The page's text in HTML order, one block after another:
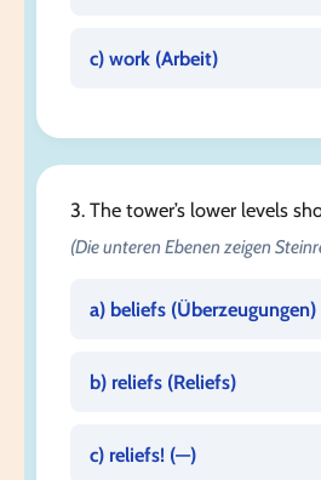
c) work (Arbeit)
3. The tower’s lower levels
(Die unteren Ebenen zeigen
a) beliefs (Überzeugungen)
b) reliefs (Reliefs)
c) reliefs! (—)